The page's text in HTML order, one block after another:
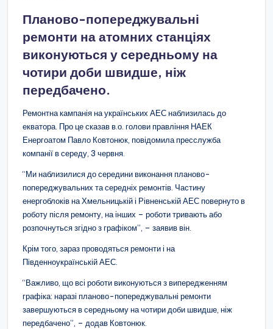
Планово-попереджувальні
ремонти на атомних станціях
виконуються у середньому на
чотири доби швидше, ніж
передбачено.
Ремонтна кампанія на українських АЕС наблизилась до
екватора. Про це сказав в.о. голови правління НАЕК
Енергоатом Павло Ковтонюк, повідомила пресслужба
компанії в середу, 3 червня.
“Ми наблизилися до середини виконання планово-
попереджувальних та середніх ремонтів. Частину
енергоблоків на Хмельницькій і Рівненській АЕС повернуто в
роботу після ремонту, на інших – роботи тривають або
розпочнуться згідно з графіком”, – заявив він.
Крім того, зараз проводяться ремонти і на
Південноукраїнській АЕС.
“Важливо, що всі роботи виконуються з випередженням
графіка: наразі планово-попереджувальні ремонти
завершуються в середньому на чотири доби швидше, ніж
передбачено”, – додав Ковтонюк.